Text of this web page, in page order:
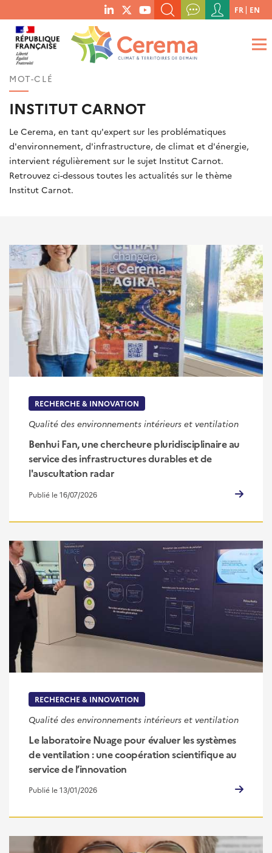
menu
social
links
RECHERCHER UN MOT-CLÉ, UNE PUBLICATION, ETC.
QUE RECHERCHEZ-VOUS ?
Menu
du
compte
de
FR EN
MOT-CLÉ
INSTITUT CARNOT
Le Cerema, en tant qu'expert sur les problématiques
d'environnement, d'infrastructure, de climat et d'énergie,
intervient régulièrement sur le sujet Institut Carnot.
Retrouvez ci-dessous toutes les actualités sur le thème
Institut Carnot.
RECHERCHE & INNOVATION
Qualité des environnements intérieurs et ventilation
Benhui Fan, une chercheure pluridisciplinaire au
service des infrastructures durables et de
l'auscultation radar
Publié le 16/07/2026
RECHERCHE & INNOVATION
Qualité des environnements intérieurs et ventilation
Le laboratoire Nuage pour évaluer les systèmes
de ventilation : une coopération scientifique au
service de l’innovation
Publié le 13/01/2026